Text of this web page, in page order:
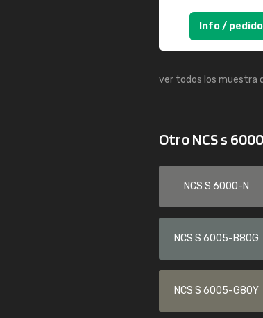
Info / pedido
ver todos los muestra
Otro NCS s
NCS S 6000-N
NCS S 6005-B80G
NCS S 6005-G80Y